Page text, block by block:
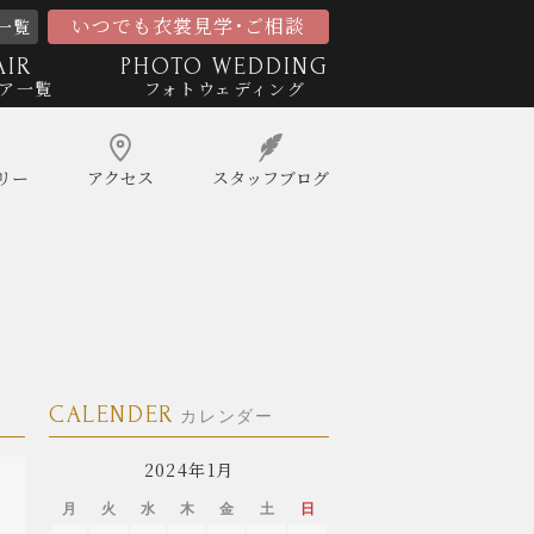
覧 いつでも衣裳見学･ご相談
一覧
PHOTO WEDDING
フォトウェディング
ー アクセス スタッフ ブログ
CALENDER カレンダー
2024年1月
月 火 水 木 金 土 日